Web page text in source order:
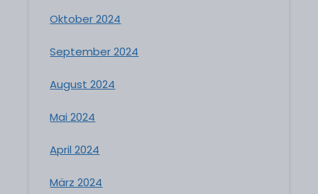
Oktober 2024
September 2024
August 2024
Mai 2024
April 2024
März 2024